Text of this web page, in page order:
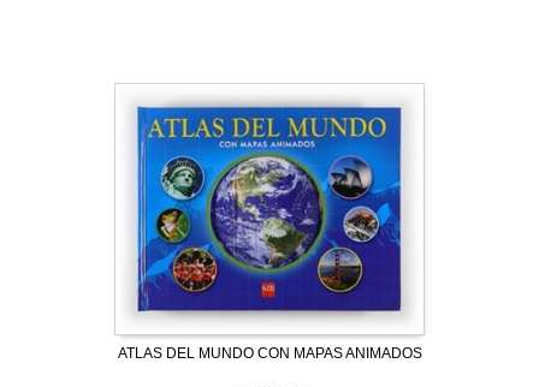
ATLAS DEL MUNDO CON MAPAS ANIMADOS